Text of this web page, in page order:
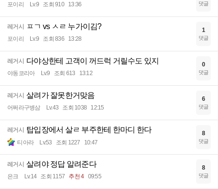
포이리 Lv.9 조회 910 13:36 댓글
레거시 ㅍㄱ vs ㅅㄹ 누가이김?
포이리 Lv.9 조회 836 13:28
1
댓글
레거시 다야상한테 고객이 꺼드럭 거릴수도 있지
야동코리아 Lv.9 조회 613 13:12
0
댓글
레거시 살려가 잘못한거맞음
어쩌라구병삼 Lv.43 조회 1038 12:15
6
댓글
레거시 탑입장에서 살ㄹ 부주한테 한마디 한다
티아라 Lv.53 조회 1227 10:47
8
댓글
레거시 살려야 정답 알려준다
은크 Lv.14 조회 1157 추천 4 09:55
8
댓글